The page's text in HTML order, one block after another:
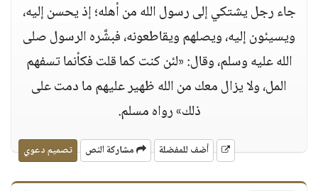
جاء رجل يشتكي إلى رسول الله من أهله؛ إذ يحسن إليه،
ويسيئون إليه، ويصلهم ويقاطعونه، فبشَّره الرسول صلى
الله عليه وسلم، وقال: «لئن كنت كما قلت فكأنما تسفهم
المل، ولا يزال معك من الله ظهير عليهم ما دمت على
ذلك» رواه مسلم.
أضف للمفضلة مشاركة النص تصميم دعوي